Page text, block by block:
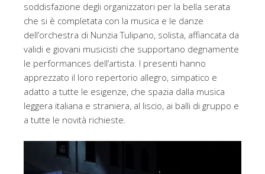
soddisfazione degli organizzatori per la bella serata
che si è completata con la musica e le danze
dell’orchestra di Nunzia Tulipano, solista, affiancata da
validi e giovani musicisti che supportano degnamente
le performances dell’artista. I presenti hanno
apprezzato il loro repertorio allegro, simpatico e
adatto a tutte le esigenze, che spazia dalla musica
leggera italiana e straniera, al liscio, ai balli di gruppo e
a tutte le novità richieste.